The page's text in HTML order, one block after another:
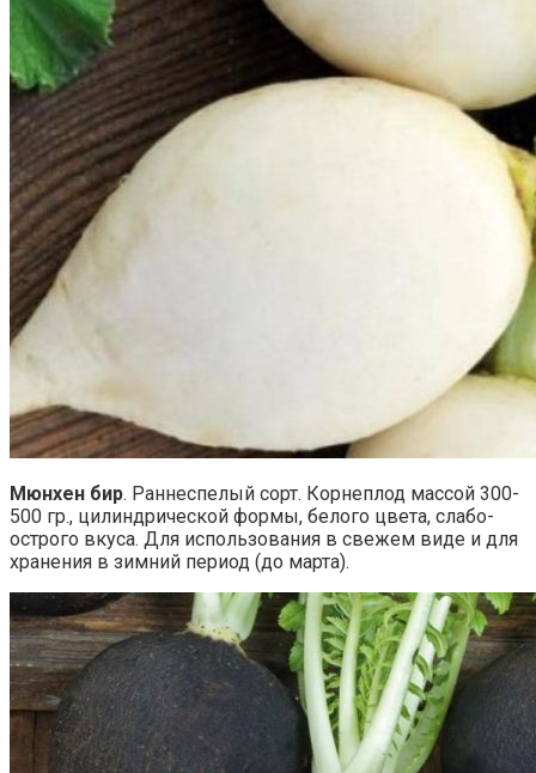
Мюнхен бир. Раннеспелый сорт. Корнеплод массой 300-
500 гр., цилиндрической формы, белого цвета, слабо-
острого вкуса. Для использования в свежем виде и для
хранения в зимний период (до марта).